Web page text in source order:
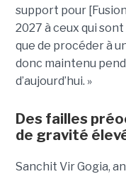
support pour
2027 à ceux qui
que de procéder à
donc maintenu
d’aujourd’hui. »
Des failles
de gravité
Sanchit Vir Gogia,